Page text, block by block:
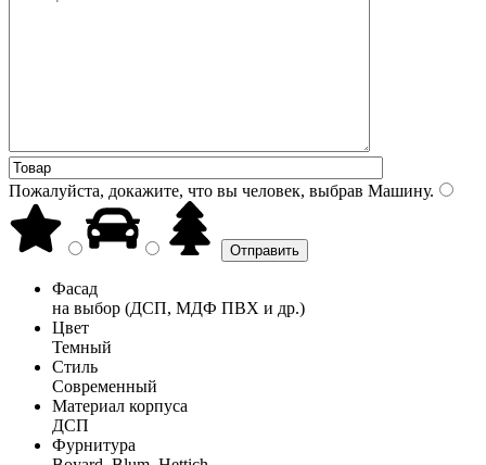
Пожалуйста, докажите, что вы человек, выбрав Машину.
Фасад
на выбор (ДСП, МДФ ПВХ и др.)
Цвет
Темный
Стиль
Современный
Материал корпуса
ДСП
Фурнитура